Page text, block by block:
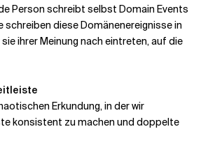
Person schreibt selbst Domain Events
schreiben diese Domänenereignisse in
ihrer Meinung nach eintreten, auf die
Erkundung, in der wir
konsistent zu machen und doppelte